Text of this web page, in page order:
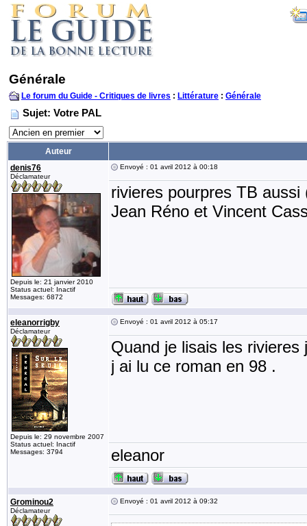
Générale
Le forum du Guide - Critiques de livres : Littérature : Générale
Sujet: Votre PAL
Auteur
denis76
Déclamateur
Depuis le: 21 janvier 2010
Status actuel: Inactif
Messages: 6872
Envoyé : 01 avril 2012 à 00:18
rivieres pourpres TB
Jean Réno et Vincent
eleanorrigby
Déclamateur
Depuis le: 29 novembre 2007
Status actuel: Inactif
Messages: 3794
Envoyé : 01 avril 2012 à 05:17
Quand je lisais les
j ai lu ce roman en 98 .
eleanor
Grominou2
Déclamateur
Envoyé : 01 avril 2012 à 09:32